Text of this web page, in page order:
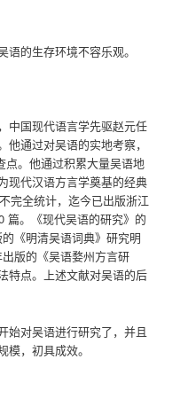
的生存环境不容乐观。
中国现代语言学先驱赵元任
通过对吴语的实地考察，
点。他通过积累大量吴语地
现代汉语方言学奠基的经典
全统计，迄今已出版浙江
篇。《现代吴语的研究》的
《明清吴语词典》研究明
版的《吴语婺州方言研
特点。上述文献对吴语的后
始对吴语进行研究了，并且
，初具成效。